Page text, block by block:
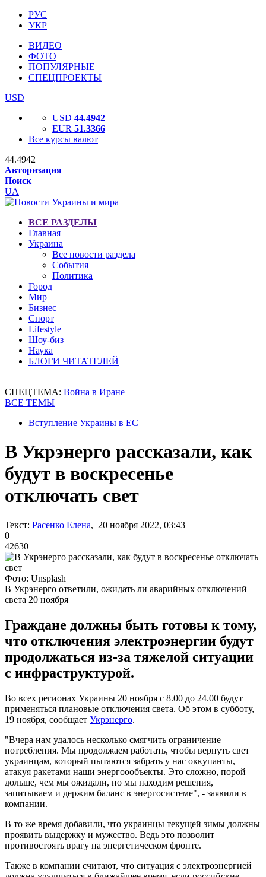
РУС
УКР
ВИДЕО
ФОТО
ПОПУЛЯРНЫЕ
СПЕЦПРОЕКТЫ
USD
USD 44.4942
EUR 51.3366
Все курсы валют
44.4942
Авторизация
Поиск
UA
ВСЕ РАЗДЕЛЫ
Главная
Украина
Все новости раздела
События
Политика
Город
Мир
Бизнес
Спорт
Lifestyle
Шоу-биз
Наука
БЛОГИ ЧИТАТЕЛЕЙ
СПЕЦТЕМА: Война в Иране
ВСЕ ТЕМЫ
Вступление Украины в ЕС
В Укрэнерго рассказали, как
будут в воскресенье
отключать свет
Текст: Расенко Елена, 20 ноября 2022, 03:43
0
42630
Фото: Unsplash
В Укрэнерго ответили, ожидать ли аварийных отключений
света 20 ноября
Граждане должны быть готовы к тому,
что отключения электроэнергии будут
продолжаться из-за тяжелой ситуации
с инфраструктурой.
Во всех регионах Украины 20 ноября с 8.00 до 24.00 будут
применяться плановые отключения света. Об этом в субботу,
19 ноября, сообщает Укрэнерго.
"Вчера нам удалось несколько смягчить ограничение
потребления. Мы продолжаем работать, чтобы вернуть свет
украинцам, который пытаются забрать у нас оккупанты,
атакуя ракетами наши энергоообъекты. Это сложно, порой
дольше, чем мы ожидали, но мы находим решения,
запитываем и держим баланс в энергосистеме", - заявили в
компании.
В то же время добавили, что украинцы текущей зимы должны
проявить выдержку и мужество. Ведь это позволит
противостоять врагу на энергетическом фронте.
Также в компании считают, что ситуация с электроэнергией